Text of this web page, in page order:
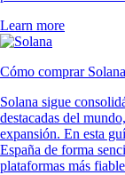
Learn more
Cómo comprar
Solana sigue
destacadas del
expansión. En esta
España de forma
plataformas más